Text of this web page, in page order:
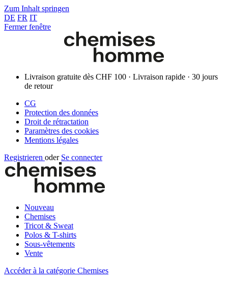
Zum Inhalt springen
DE FR IT
Fermer fenêtre
Livraison gratuite dès CHF 100 · Livraison rapide · 30 jours
de retour
CG
Protection des données
Droit de rétractation
Paramètres des cookies
Mentions légales
Registrieren oder Se connecter
Nouveau
Chemises
Tricot & Sweat
Polos & T-shirts
Sous-vêtements
Vente
Accéder à la catégorie Chemises